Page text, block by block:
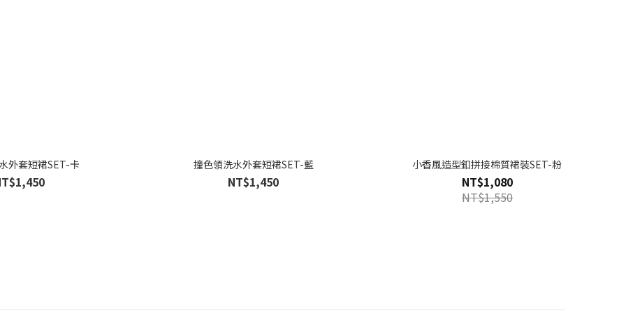
外套短裙SET-卡 撞色領洗水外套短裙SET-藍
NT$1,450
小香風造型釦拼接棉質裙裝SET-粉
NT$1,080
NT$1,550